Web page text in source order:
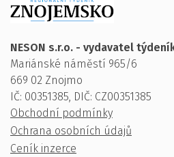
NESON s.r.o. - vydavatel
Mariánské náměstí 965/6
669 02 Znojmo
IČ: 00351385, DIČ: CZ00351385
Obchodní podmínky
Ochrana osobních údajů
Ceník inzerce